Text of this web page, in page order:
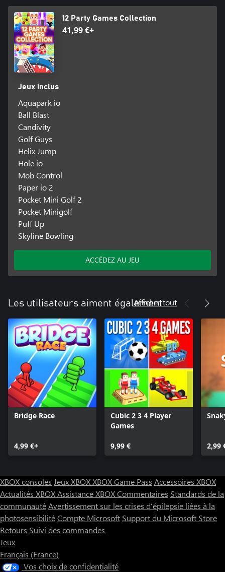
12 Party Games Collection
41,99 €+
Jeux inclus
Aquapark io
Ball Blast
Candivity
Golf Guys
Helix Jump
Hole io
Mob Control
Paper io 2
Pocket Mini Golf 2
Pocket Minigolf
Puff Up
Skyline Bowling
ACCÉDEZ AU JEU
Les utilisateurs aiment également
Afficher tout
Bridge Race
4,99 €+
Cubic 2 3 4 Player
Games
9,99 € 2,99
XBOX consoles Jeux XBOXXBOX Game Pass Accessoires XBOX
Actualités XBOXAssistance XBOXCommentaires Standards de la
communautéAvertissement sur les crises d’épilepsie liées à la
photosensibilitéCompte Microsoft Support du Microsoft Store
Retours Suivi des commandes
Jeux
Français (France)
Vos choix de confidentialité